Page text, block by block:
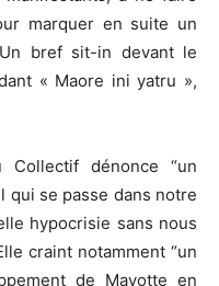
marquer en suite un
bref sit-in devant le
« Maore ini yatru »,
Collectif dénonce “un
qui se passe dans notre
hypocrisie sans nous
craint notamment “un
de Mayotte en